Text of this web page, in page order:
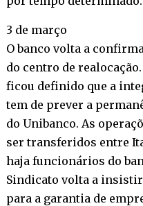
3 de março
O banco volta a
do centro de
ficou definido que a
tem de prever a
do Unibanco. As
ser transferidos entre
haja funcionários do
Sindicato volta a
para a garantia de